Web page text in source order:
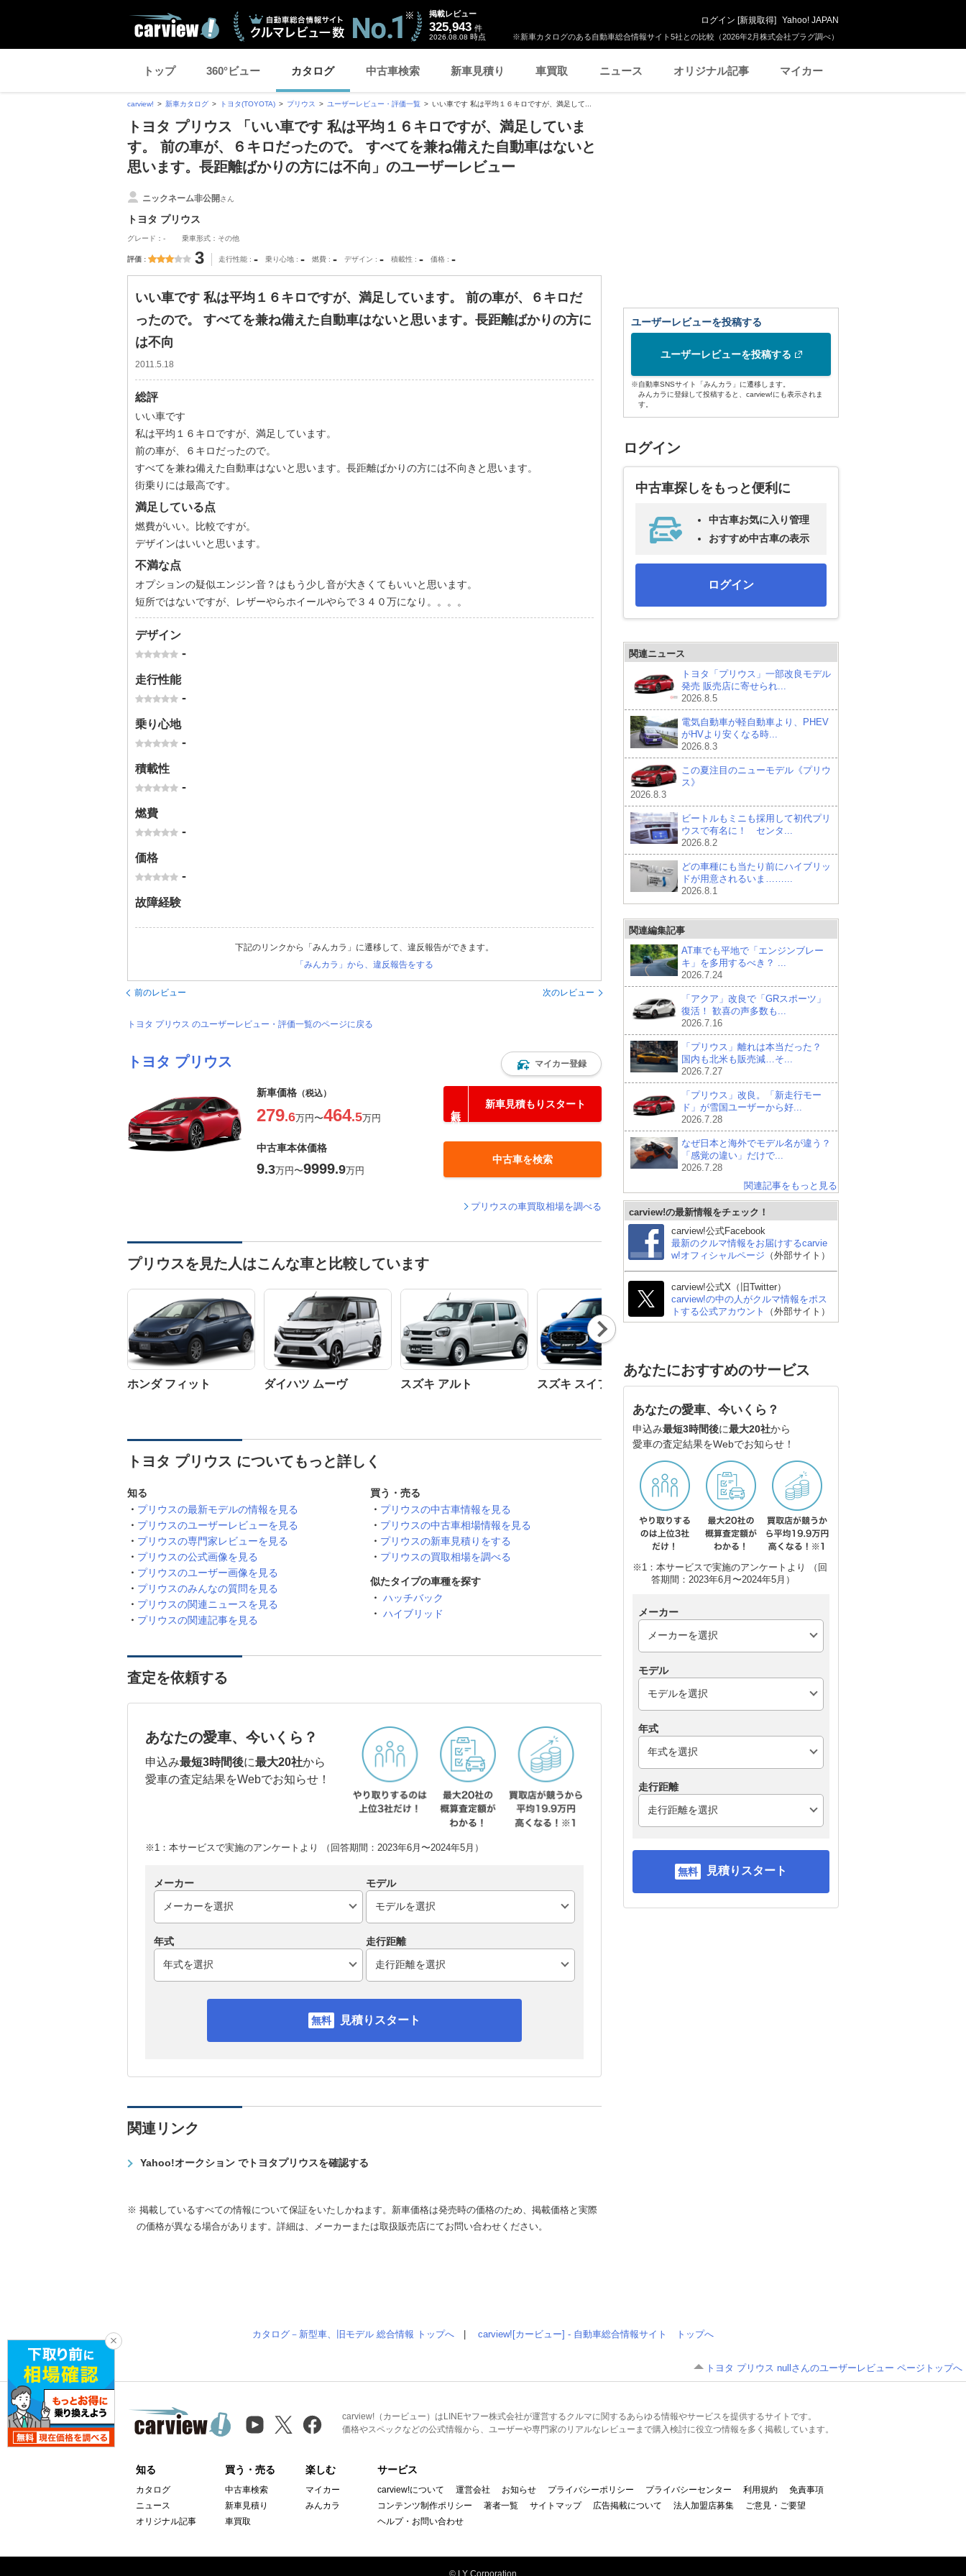
※新車カタログのある自動車総合情報サイト5社との比較（2026年2月株式会社プラグ調べ）
掲載レビュー
325,943 件
2026.08.08 時点
ログイン [新規取得] Yahoo! JAPAN
トップ 360°ビュー カタログ 中古車検索 新車見積り 車買取 ニュース オリジナル記事 マイカー
carview! 新車カタログ トヨタ(TOYOTA) プリウス ユーザーレビュー・評価一覧 いい車です 私は平均１６キロですが、満足して...
トヨタ プリウス 「いい車です 私は平均１６キロですが、満足していま
す。 前の車が、６キロだったので。 すべてを兼ね備えた自動車はないと
思います。長距離ばかりの方には不向」のユーザーレビュー
ニックネーム非公開さん
トヨタ プリウス
グレード：- 乗車形式：その他
評価 3 走行性能 - 乗り心地 - 燃費 - デザイン - 積載性 - 価格 -
いい車です 私は平均１６キロですが、満足しています。 前の車が、６キロだ
ったので。 すべてを兼ね備えた自動車はないと思います。長距離ばかりの方に
は不向
2011.5.18
総評
いい車です
私は平均１６キロですが、満足しています。
前の車が、６キロだったので。
すべてを兼ね備えた自動車はないと思います。長距離ばかりの方には不向きと思います。
街乗りには最高です。
満足している点
燃費がいい。比較ですが。
デザインはいいと思います。
不満な点
オプションの疑似エンジン音？はもう少し音が大きくてもいいと思います。
短所ではないですが、レザーやらホイールやらで３４０万になり。。。。
デザイン
-
走行性能
-
乗り心地
-
積載性
-
燃費
-
価格
-
故障経験
下記のリンクから「みんカラ」に遷移して、違反報告ができます。
「みんカラ」から、違反報告をする
前のレビュー 次のレビュー
トヨタ プリウス のユーザーレビュー・評価一覧のページに戻る
トヨタ プリウス マイカー登録
新車価格 （税込）
279.6万円〜464.5万円
新車見積もりスタート
中古車本体価格
9.3万円〜9999.9万円
中古車を検索
プリウスの車買取相場を調べる
プリウスを見た人はこんな車と比較しています
ホンダ フィット ダイハツ ムーヴ スズキ アルト スズキ スイフト スズキ アルトラパン ダイハツ ミライース
Nex
t
トヨタ プリウス についてもっと詳しく
知る
プリウスの最新モデルの情報を見る
プリウスのユーザーレビューを見る
プリウスの専門家レビューを見る
プリウスの公式画像を見る
プリウスのユーザー画像を見る
プリウスのみんなの質問を見る
プリウスの関連ニュースを見る
プリウスの関連記事を見る
買う・売る
プリウスの中古車情報を見る
プリウスの中古車相場情報を見る
プリウスの新車見積りをする
プリウスの買取相場を調べる
似たタイプの車種を探す
ハッチバック
ハイブリッド
査定を依頼する
あなたの愛車、今いくら？
申込み最短3時間後に最大20社から
愛車の査定結果をWebでお知らせ！
※1：本サービスで実施のアンケートより （回答期間：2023年6月〜2024年5月）
メーカー モデル
年式 走行距離
見積りスタート
関連リンク
Yahoo!オークション でトヨタプリウスを確認する
※ 掲載しているすべての情報について保証をいたしかねます。新車価格は発売時の価格のため、掲載価格と実際
の価格が異なる場合があります。詳細は、メーカーまたは取扱販売店にてお問い合わせください。
ユーザーレビューを投稿する
ユーザーレビューを投稿する
※自動車SNSサイト「みんカラ」に遷移します。
みんカラに登録して投稿すると、carview!にも表示されま
す。
ログイン
中古車探しをもっと便利に
中古車お気に入り管理
おすすめ中古車の表示
ログイン
関連ニュース
トヨタ「プリウス」一部改良モデル
発売 販売店に寄せられ...
2026.8.5
電気自動車が軽自動車より、PHEV
がHVより安くなる時...
2026.8.3
この夏注目のニューモデル《プリウ
ス》
2026.8.3
ビートルもミニも採用して初代プリ
ウスで有名に！ センタ...
2026.8.2
どの車種にも当たり前にハイブリッ
ドが用意されるいま……...
2026.8.1
関連編集記事
AT車でも平地で「エンジンブレー
キ」を多用するべき？ ...
2026.7.24
「アクア」改良で「GRスポーツ」
復活！ 歓喜の声多数も...
2026.7.16
「プリウス」離れは本当だった？
国内も北米も販売減…そ...
2026.7.27
「プリウス」改良。「新走行モー
ド」が雪国ユーザーから好...
2026.7.28
なぜ日本と海外でモデル名が違う？
「感覚の違い」だけで...
2026.7.28
関連記事をもっと見る
carview!の最新情報をチェック！
carview!公式Facebook
最新のクルマ情報をお届けするcarvie
w!オフィシャルページ （外部サイト）
carview!公式X（旧Twitter）
carview!の中の人がクルマ情報をポス
トする公式アカウント
（外部サイト）
あなたにおすすめのサービス
あなたの愛車、今いくら？
申込み最短3時間後に最大20社から
愛車の査定結果をWebでお知らせ！
※1：本サービスで実施のアンケートより （回
答期間：2023年6月〜2024年5月）
メーカー
モデル
年式
走行距離
見積りスタート
カタログ－新型車、旧モデル 総合情報 トップへ carview![カービュー] - 自動車総合情報サイト トップへ
トヨタ プリウス nullさんのユーザーレビュー ページトップへ
carview!（カービュー）はLINEヤフー株式会社が運営するクルマに関するあらゆる情報やサービスを提供するサイトです。
価格やスペックなどの公式情報から、ユーザーや専門家のリアルなレビューまで購入検討に役立つ情報を多く掲載しています。
知る
カタログ
ニュース
オリジナル記事
買う・売る
中古車検索
新車見積り
車買取
楽しむ
マイカー
みんカラ
サービス
carview!について 運営会社 お知らせ プライバシーポリシー プライバシーセンター 利用規約
免責事項
コンテンツ制作ポリシー
著者一覧 サイトマップ 広告掲載について 法人加盟店募集
ご意見・ご要望
ヘルプ・お問い合わせ
© LY Corporation